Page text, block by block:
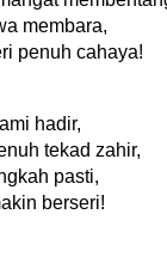
membara,
penuh cahaya!
hadir,
tekad zahir,
pasti,
berseri!